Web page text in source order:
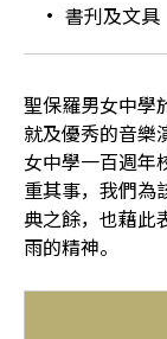
書刋及文具
聖保羅男女中學
就及優秀的音樂
女中學一百週年
重其事，我們為
典之餘，也藉此
雨的精神。